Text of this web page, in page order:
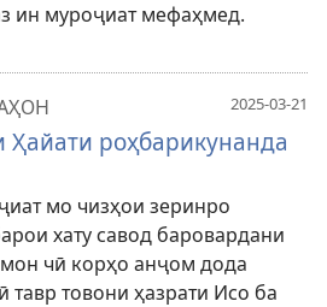
ин муроҷиат мефаҳмед.
2025-03-21
роҳбарикунанда
мо чизҳои зеринро
хату савод баровардани
чӣ корҳо анҷом дода
тавр товони ҳазрати Исо ба